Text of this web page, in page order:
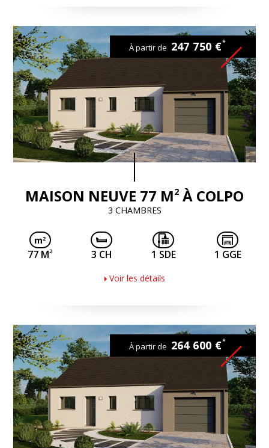
MAISON NEUVE 77 M2 À COLPO
3 CHAMBRES
À partir de 247 750 €*
77 M2 3 CH 1 SDE 1 GGE
Voir les détails
À partir de 264 600 €*